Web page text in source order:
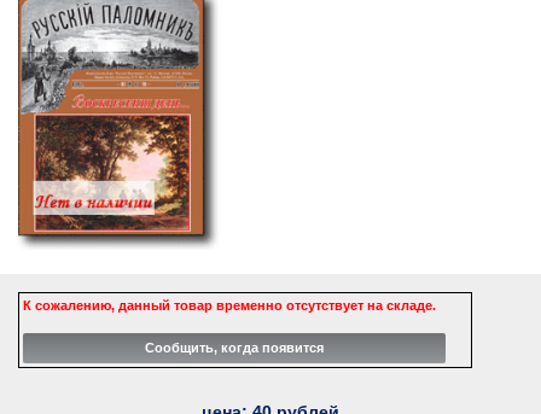
К сожалению, данный товар временно отсутствует на складе.